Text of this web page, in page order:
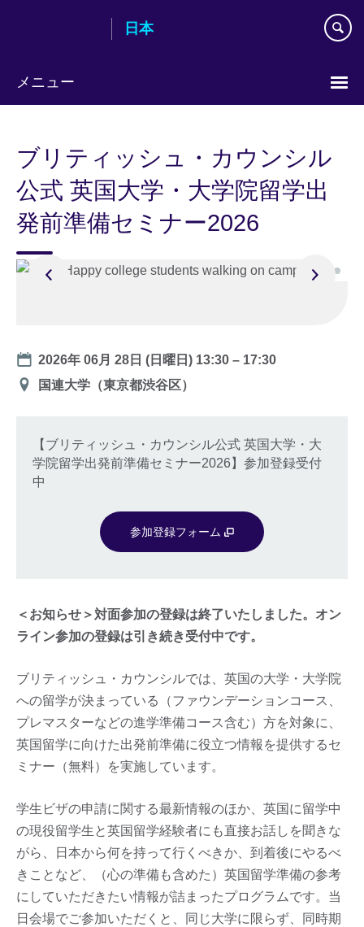
content
日本
メニュー
ブリティッシュ・カウンシル
公式 英国大学・大学院留学出
発前準備セミナー2026
Date
2026年 06月 28日 (日曜日) 13:30 – 17:30
会
国連大学（東京都渋谷区）
【ブリティッシュ・カウンシル公式 英国大学・大
学院留学出発前準備セミナー2026】参加登録受付
中
参加登録フォーム
＜お知らせ＞対面参加の登録は終了いたしました。オン
ライン参加の登録は引き続き受付中です。
ブリティッシュ・カウンシルでは、英国の大学・大学院
への留学が決まっている（ファウンデーションコース、
プレマスターなどの進学準備コース含む）方を対象に、
英国留学に向けた出発前準備に役立つ情報を提供するセ
ミナー（無料）を実施しています。
学生ビザの申請に関する最新情報のほか、英国に留学中
の現役留学生と英国留学経験者にも直接お話しを聞きな
がら、日本から何を持って行くべきか、到着後にやるべ
きことなど、（心の準備も含めた）英国留学準備の参考
にしていただきたい情報が詰まったプログラムです。当
日会場でご参加いただくと、同じ大学に限らず、同時期